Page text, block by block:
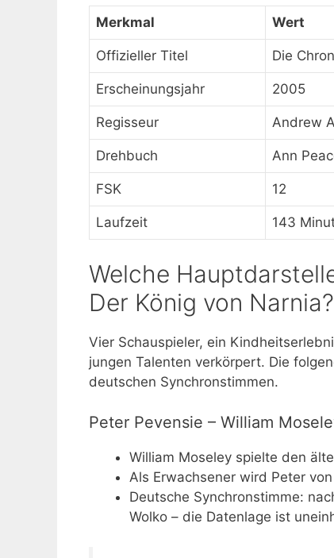
Merkmal
Wert
Offizieller Titel Die
Erscheinungsjahr 2005
Regisseur Andrew
Drehbuch Ann
FSK 12
Laufzeit 143
Welche
Der König von Narnia?
Vier Schauspieler, ein
jungen Talenten verkörpert. Die
deutschen Synchronstimmen.
Peter Pevensie – William
William Moseley spielte den
Als Erwachsener wird Peter
Deutsche Synchronstimme:
Wolko – die Datenlage ist